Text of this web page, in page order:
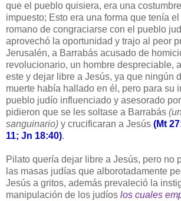
que el pueblo quisiera, era una
impuesto; Esto era una forma que tenía
romano de congraciarse con el pueblo
aprovechó la oportunidad y trajo al peor
Jerusalén, a Barrabás acusado de
revolucionario, un hombre despreciable,
este y dejar libre a Jesús, ya que ningún
muerte había hallado en él, pero para su
pueblo judío influenciado y asesorado
pidieron que se les soltase a Barrabás
sanguinario) y crucificaran a Jesús (Mt
11; Jn 18:40).
Pilato quería dejar libre a Jesús, pero no
las masas judías que alborotadamente
Jesús a gritos, además prevaleció la
manipulación de los judíos los cuales